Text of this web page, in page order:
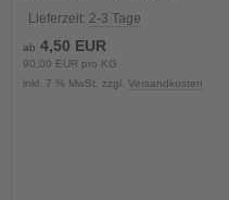
Lieferzeit: 2-3 Tage
ab 4,50 EUR
90,00 EUR pro KG
inkl. 7 % MwSt. zzgl. Versandkosten